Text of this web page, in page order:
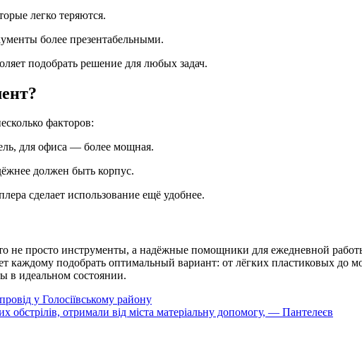
легко теряются.
более презентабельными.
подобрать решение для любых задач.
факторов:
для офиса — более мощная.
должен быть корпус.
сделает использование ещё удобнее.
просто инструменты, а надёжные помощники для ежедневной
подобрать оптимальный вариант: от лёгких пластиковых до
в идеальном состоянии.
у Голосіївському району
обстрілів, отримали від міста матеріальну допомогу, — Пантелеєв